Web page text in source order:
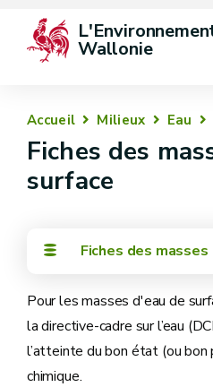
Wallonie
Accueil Milieux Eau
Fiches des
surface
Fiches des masses
Pour les masses d'eau de
la directive-cadre sur l’eau
l’atteinte du bon état (ou
chimique.